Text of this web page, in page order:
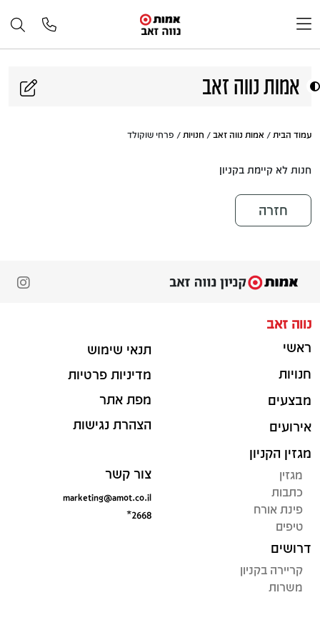
אמות נווה זאב
עמוד הבית / אמות נווה זאב / חנויות / פרחי שוקולד
חנות לא קיימת בקניון
חזרה
נווה זאב
ראשי
חנויות
מבצעים
אירועים
מגזין הקניון
מגזין
כתבות
פינת אורח
טיפים
דרושים
קריירה בקניון
משרות
תנאי שימוש
מדיניות פרטיות
מפת אתר
הצהרת נגישות
צור קשר
marketing@amot.co.il
*2668